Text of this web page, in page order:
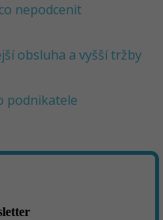
nepodcenit
obsluha a vyšší tržby
podnikatele